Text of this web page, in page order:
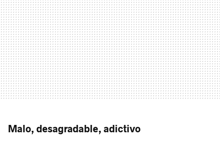
Malo, desagradable, adictivo